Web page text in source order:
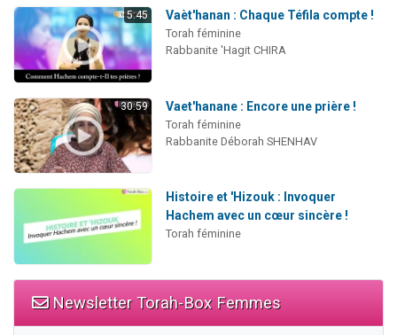
5:45 Vaèt'hanan : Chaque Téfila compte !
Torah féminine
Rabbanite 'Hagit CHIRA
30:59 Vaet'hanane : Encore une prière !
Torah féminine
Rabbanite Déborah SHENHAV
Histoire et 'Hizouk : Invoquer
Hachem avec un cœur sincère !
Torah féminine
Newsletter Torah-Box Femmes